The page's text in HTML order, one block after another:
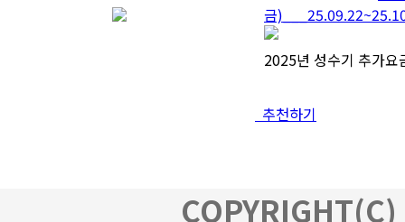
금
2025년 성수기 추가
추천하기